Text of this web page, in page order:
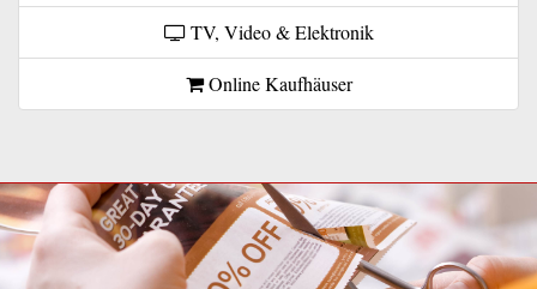
TV, Video & Elektronik
Online Kaufhäuser